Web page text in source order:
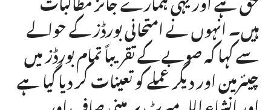
ہیں۔ انہوں نے امتحانی بورڈز کے حوالے
سے کہا کہ صوبے کے تقریباً تمام بورڈز میں
چیئرمین اور دیگر عملے کو تعینات کر دیا گیا ہے